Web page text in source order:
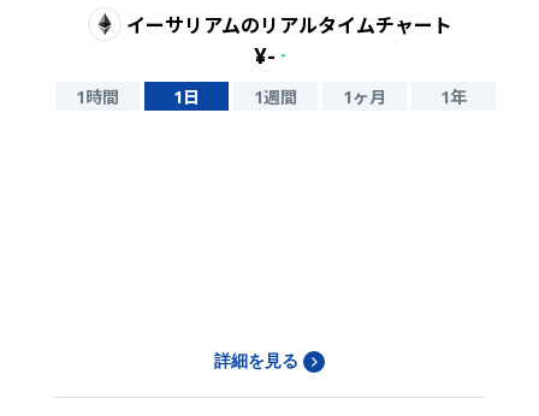
イーサリアムのリアルタイムチャート
¥- -
1時間 1日 1週間 1ヶ月 1年
詳細を見る